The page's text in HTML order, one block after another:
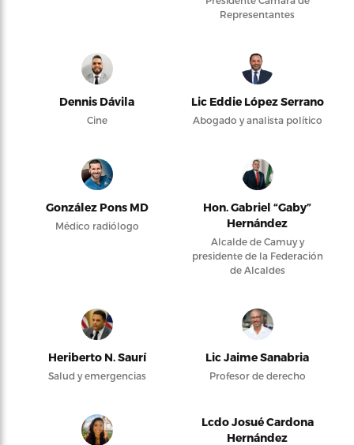
Representantes
Dennis Dávila
Cine
Lic Eddie López Serrano
Abogado y analista político
González Pons MD
Médico radiólogo
Hon. Gabriel “Gaby”
Hernández
Alcalde de Camuy y
presidente de la Federación
de Alcaldes
Heriberto N. Saurí
Salud y emergencias
Lic Jaime Sanabria
Profesor de derecho
Lcdo Josué Cardona
Hernández